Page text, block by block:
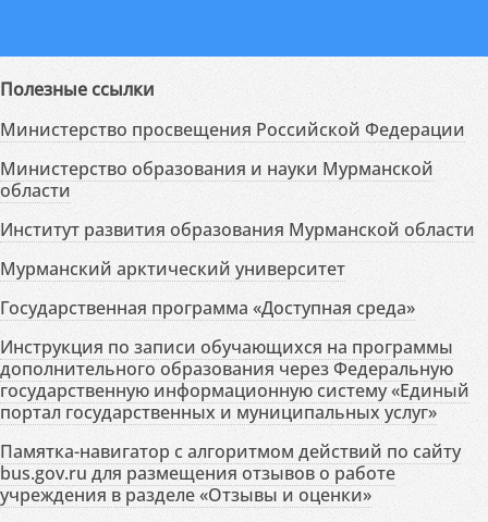
Полезные ссылки
Министерство просвещения Российской Федерации
Министерство образования и науки Мурманской
области
Институт развития образования Мурманской области
Мурманский арктический университет
Государственная программа «Доступная среда»
Инструкция по записи обучающихся на программы
дополнительного образования через Федеральную
государственную информационную систему «Единый
портал государственных и муниципальных услуг»
Памятка-навигатор с алгоритмом действий по сайту
bus.gov.ru для размещения отзывов о работе
учреждения в разделе «Отзывы и оценки»